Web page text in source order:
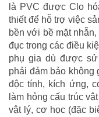
là PVC được Clo
thiết để hỗ trợ việc
bền với bề mặt
đục trong các điều
phụ gia dù được
phải đảm bảo không
độc tính, kích ứng,
làm hỏng cấu trúc
vật lý, cơ học (đặc